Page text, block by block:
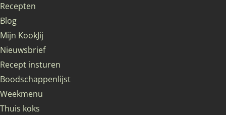
Recepten
Blog
Mijn KookJij
Nieuwsbrief
Recept insturen
Boodschappenlijst
Weekmenu
Thuis koks